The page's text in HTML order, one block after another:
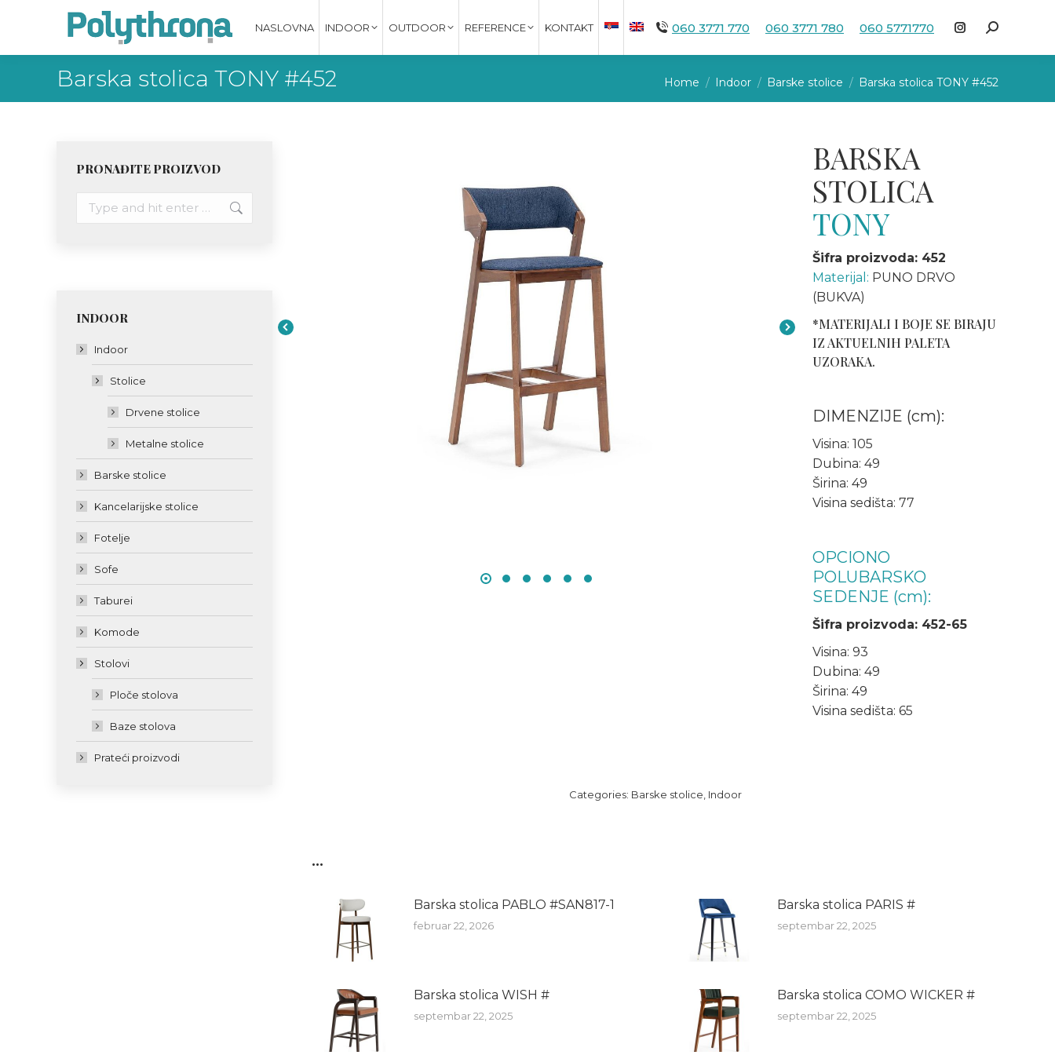
NASLOVNA INDOOR OUTDOOR REFERENCE KONTAKT 060 3771 770 060 3771 780 060 5771770
Instagram
page
opens
Search:
Barska stolica TONY #452 You are here:
Home Indoor Barske stolice Barska stolica TONY #452
BARSKA
STOLICA
TONY
Šifra proizvoda: 452
Materijal: PUNO DRVO
(BUKVA)
*MATERIJALI I BOJE SE BIRAJU
IZ AKTUELNIH PALETA
UZORAKA.
DIMENZIJE (cm):
Visina: 105
Dubina: 49
Širina: 49
Visina sedišta: 77
OPCIONO
POLUBARSKO
SEDENJE (cm):
Šifra proizvoda: 452-65
Visina: 93
Dubina: 49
Širina: 49
Visina sedišta: 65
Categories: Barske stolice Indoor
...
Barska stolica PABLO #SAN817-1
februar 22, 2026
Barska stolica PARIS #
septembar 22, 2025
Barska stolica WISH #
septembar 22, 2025
Barska stolica COMO WICKER #
septembar 22, 2025
PRONAĐITE PROIZVOD
INDOOR
Indoor
Stolice
Drvene stolice
Metalne stolice
Barske stolice
Kancelarijske stolice
Fotelje
Sofe
Taburei
Komode
Stolovi
Ploče stolova
Baze stolova
Prateći proizvodi